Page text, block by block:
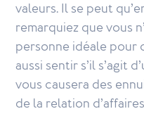
valeurs. Il se peut
remarquiez que vous
personne idéale pour
aussi sentir s’il s’agit
vous causera des
de la relation